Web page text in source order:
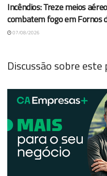
Incêndios: Treze meios
combatem fogo em Fornos
07/08/2026
Discussão sobre este